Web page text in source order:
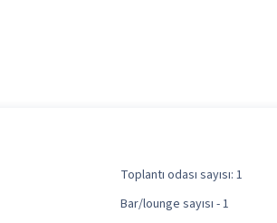
Toplantı odası sayısı: 1
Bar/lounge sayısı - 1